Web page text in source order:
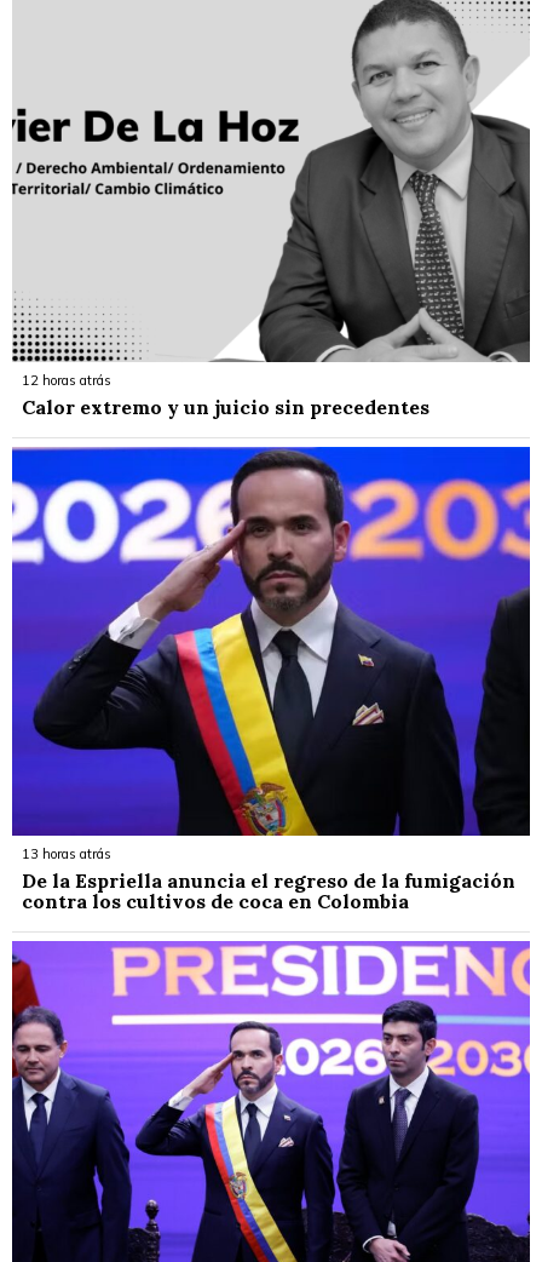
12 horas atrás
Calor extremo y un juicio sin precedentes
13 horas atrás
De la Espriella anuncia el regreso de la fumigación
contra los cultivos de coca en Colombia